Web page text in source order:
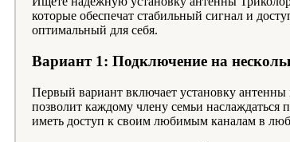
которые обеспечат стабильный сигнал и
оптимальный для себя.
Вариант 1: Подключение на
Первый вариант включает установку
позволит каждому члену семьи наслаждаться
иметь доступ к своим любимым каналам в